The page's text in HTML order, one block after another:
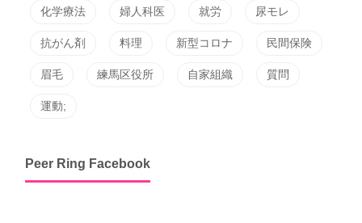
化学療法 婦人科医 就労 尿モレ
抗がん剤 料理 新型コロナ 民間保険
眉毛 練馬区役所 自家組織 質問
運動;
Peer Ring Facebook